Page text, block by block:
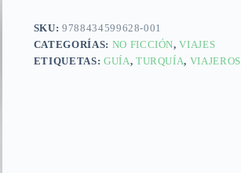
SKU:9788434599628-001
CATEGORÍAS: NO FICCIÓN,VIAJES
ETIQUETAS: GUÍA, TURQUÍA, VIAJEROS